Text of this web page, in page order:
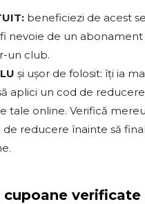
beneficiezi de acest
nevoie de un abonament
un club.
și ușor de folosit: îți ia
aplici un cod de
tale online. Verifică
de reducere înainte să
cupoane verificate